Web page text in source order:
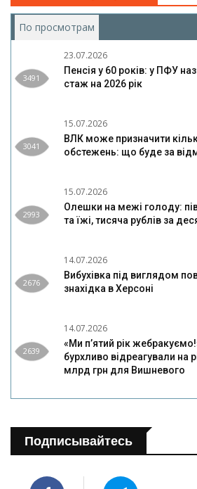
По просмотрам
3491
23.07.2026
Пенсія у 60 років: у ПФУ
стаж на 2026 рік
3041
15.07.2026
ВЛК може призначити
обстежень: що буде за
2993
15.07.2026
Олешки на межі голоду:
та їжі, тисяча рублів за
2676
14.07.2026
Вибухівка під виглядом
знахідка в Херсоні
2639
14.07.2026
«Ми п’ятий рік
бурхливо відреагували на
млрд грн для Вишневого
Подписывайтесь